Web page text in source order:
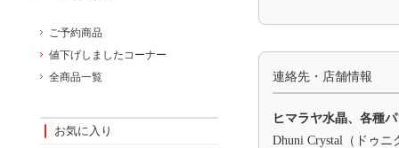
連絡先・店舗情報
ヒマラヤ水晶、各種
Dhuni Crystal（ドゥニ
ご予約商品
値下げしましたコーナー
全商品一覧
お気に入り